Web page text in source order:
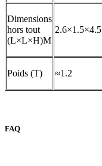
Dimensions
hors tout
(L×L×H)M
2.6×1.5×4.5
Poids (T) ≈1.2
FAQ